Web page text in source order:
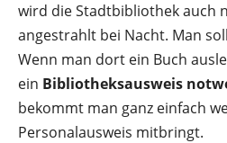
wird die Stadtbibliothek auch
angestrahlt bei Nacht. Man
Wenn man dort ein Buch
ein Bibliotheksausweis
bekommt man ganz einfach
Personalausweis mitbringt.